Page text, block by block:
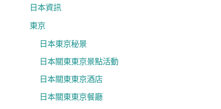
日本資訊
東京
日本東京秘景
日本關東東京景點活動
日本關東東京酒店
日本關東東京餐廳